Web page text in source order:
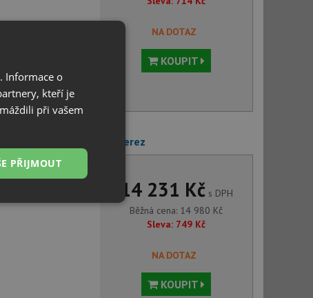
NA DOTAZ
KOUPIT
NEO LUNO BOC B720 nerez
14 231 Kčs DPH
Běžná cena: 14 980 Kč
Sleva: 749 Kč
NA DOTAZ
KOUPIT
Informace o
kteří je
při vašem
PŘIJMOUT
Nezařazené